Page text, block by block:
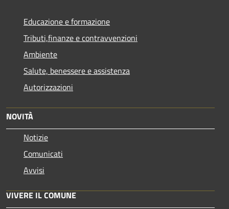
Educazione e formazione
Tributi,finanze e contravvenzioni
Ambiente
Salute, benessere e assistenza
Autorizzazioni
NOVITÀ
Notizie
Comunicati
Avvisi
VIVERE IL COMUNE